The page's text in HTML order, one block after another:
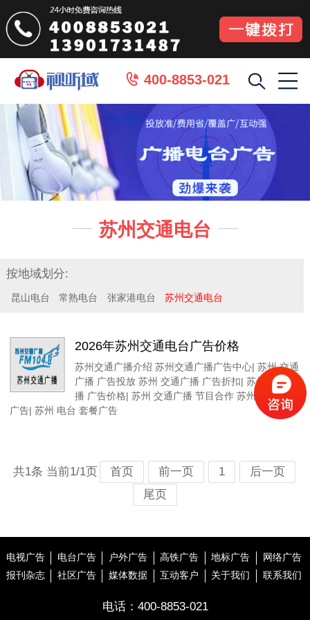
 400-8853-021
 苏州交通电台 
按地域划分:
昆山电台 常熟电台 张家港电台 苏州交通电台
2026年苏州交通电台广告价格
苏州交通广播介绍 苏州交通广播广告中心| 苏州 交通
广播 广告投放 苏州 交通广播 广告折扣| 苏州 交通广
播 广告价格| 苏州 交通广播 节目合作 苏州 电台常规
广告| 苏州 电台 套餐广告
共1条 当前1/1页 首页 前一页 1
后一页
尾页
电视广告 电台广告 户外广告 高铁广告 地标广告
网络广告
报刊杂志
社区广告 媒体数据 互动客户 关于我们 联系我们
电话： 400-8853-021